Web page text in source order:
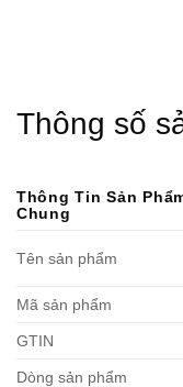
Thông số
Thông Tin Sản
Chung
Tên sản phẩm
Mã sản phẩm
GTIN
Dòng sản phẩm